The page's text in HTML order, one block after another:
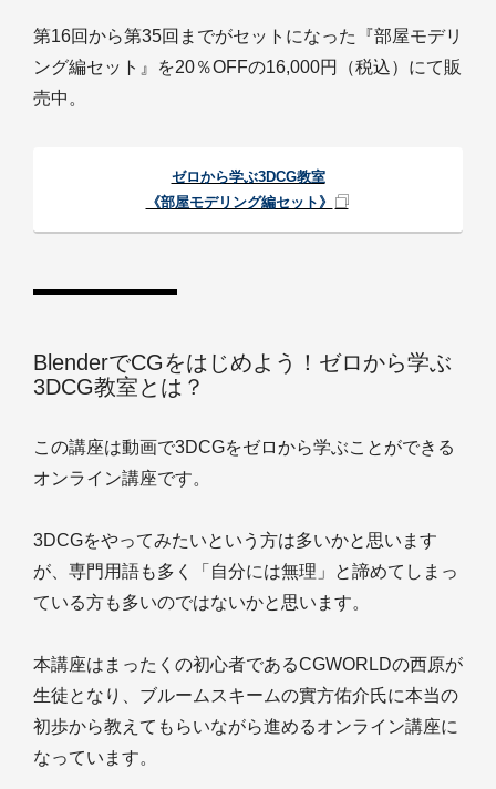
第16回から第35回までがセットになった『部屋モデリ
ング編セット』を20％OFFの16,000円（税込）にて販
売中。
ゼロから学ぶ3DCG教室
《部屋モデリング編セット》
BlenderでCGをはじめよう！ゼロから学ぶ
3DCG教室とは？
この講座は動画で3DCGをゼロから学ぶことができる
オンライン講座です。
3DCGをやってみたいという方は多いかと思います
が、専門用語も多く「自分には無理」と諦めてしまっ
ている方も多いのではないかと思います。
本講座はまったくの初心者であるCGWORLDの西原が
生徒となり、ブルームスキームの實方佑介氏に本当の
初歩から教えてもらいながら進めるオンライン講座に
なっています。